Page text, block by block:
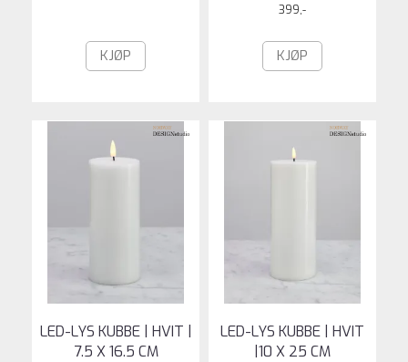
KJØP
399,-
KJØP
LED-LYS KUBBE | HVIT |
7.5 X 16.5 CM
LED-LYS KUBBE | HVIT
|10 X 25 CM